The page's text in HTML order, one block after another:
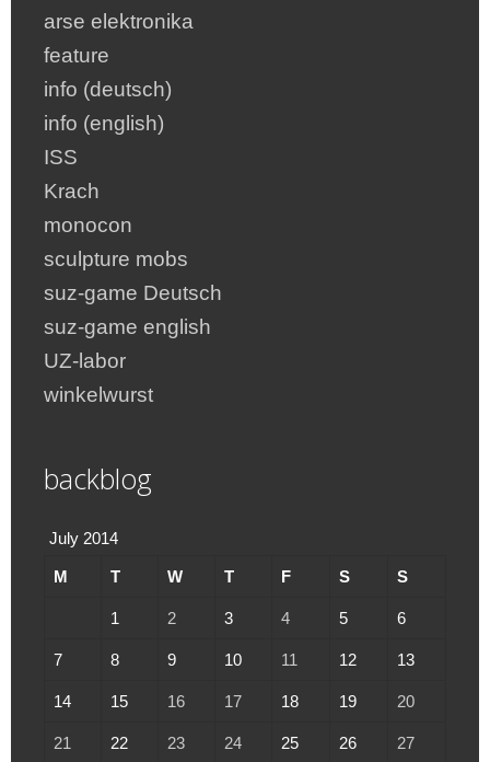
arse elektronika
feature
info (deutsch)
info (english)
ISS
Krach
monocon
sculpture mobs
suz-game Deutsch
suz-game english
UZ-labor
winkelwurst
backblog
July 2014
M T W T F S S
1 2 3 4 5 6
7 8 9 10 11 12 13
14 15 16 17 18 19 20
21 22 23 24 25 26 27